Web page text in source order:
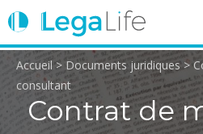
ENTREPRISE TRAVAIL
Accueil> Documents juridiques>
consultant
Contrat de